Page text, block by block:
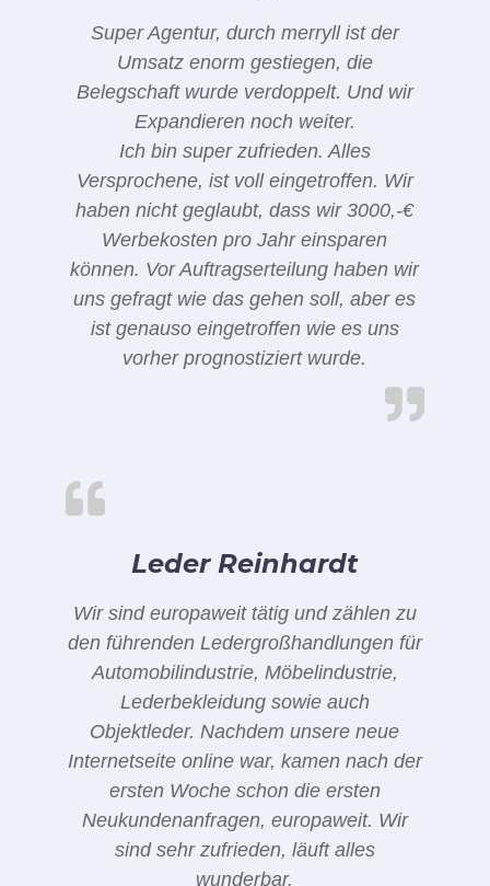
Super Agentur, durch merryll ist der
Umsatz enorm gestiegen, die
Belegschaft wurde verdoppelt. Und wir
Expandieren noch weiter.
Ich bin super zufrieden. Alles
Versprochene, ist voll eingetroffen. Wir
haben nicht geglaubt, dass wir 3000,-€
Werbekosten pro Jahr einsparen
können. Vor Auftragserteilung haben wir
uns gefragt wie das gehen soll, aber es
ist genauso eingetroffen wie es uns
vorher prognostiziert wurde.
Leder Reinhardt
Wir sind europaweit tätig und zählen zu
den führenden Ledergroßhandlungen für
Automobilindustrie, Möbelindustrie,
Lederbekleidung sowie auch
Objektleder. Nachdem unsere neue
Internetseite online war, kamen nach der
ersten Woche schon die ersten
Neukundenanfragen, europaweit. Wir
sind sehr zufrieden, läuft alles
wunderbar.